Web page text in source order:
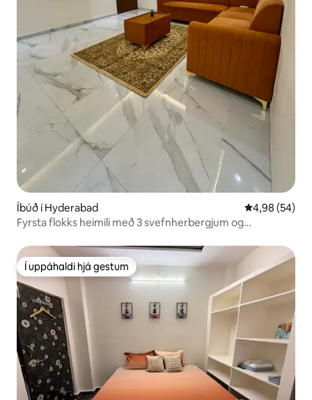
Íbúð í Hyderabad 4,98 af 5 í
4,98 (54)
Fyrsta flokks heimili með 3 svefnherbergjum og
Í uppáhaldi hjá gestum
Í uppáhaldi hjá gestum